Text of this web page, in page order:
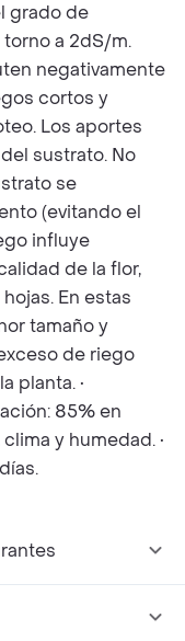
grado de
a 2dS/m.
negativamente
cortos y
Los aportes
sustrato. No
se
(evitando el
influye
de la flor,
En estas
tamaño y
de riego
planta. •
85% en
y humedad. •